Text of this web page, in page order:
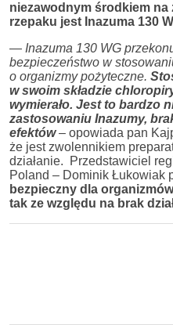
niezawodnym środkiem
rzepaku jest Inazuma 130
— Inazuma 130 WG
bezpieczeństwo w
o organizmy pożyteczne.
w swoim składzie
wymierało. Jest to bardzo
zastosowaniu Inazumy,
efektów­– opowiada pan
że jest zwolennikiem
działanie. Przedstawiciel
Poland – Dominik Łukowiak
bezpieczny dla
tak ze względu na brak